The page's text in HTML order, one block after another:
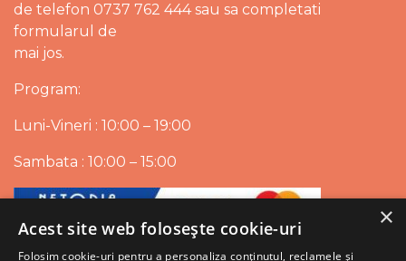
de telefon 0737 762 444 sau sa completati
formularul de
mai jos.
Program:
Luni-Vineri : 10:00 – 19:00
Sambata : 10:00 – 15:00
×
Acest site web folosește cookie-uri
Folosim cookie-uri pentru a personaliza conținutul, reclamele și